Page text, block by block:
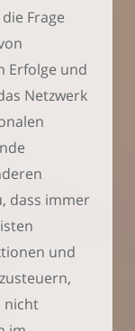
Frage
Erfolge und
Netzwerk
dass immer
und
nicht